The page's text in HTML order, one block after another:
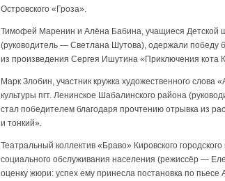
Островского «Гроза».
Тимофей Маренин и Алёна Бабина, учащиеся Детской
(руководитель — Светлана Шутова), одержали победу
из произведения Сергея Ишутина «Приключения кота
Марк Злобин, участник кружка художественного слова
культуры пгт. Ленинское Шабалинского района
стал победителем благодаря прочтению отрывка из
и тонкий».
Театральный коллектив «Браво» Кировского
социального обслуживания населения (режиссёр —
оценку жюри: успех ему принесла постановка по пьесе